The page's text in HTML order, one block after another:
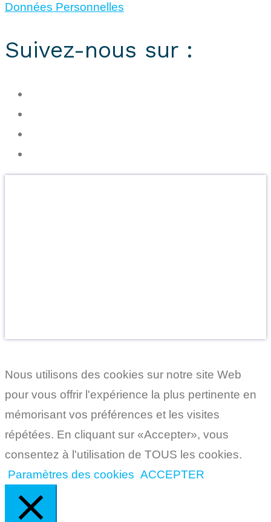
Données Personnelles
Suivez-nous sur :
Nous utilisons des cookies sur notre site Web
pour vous offrir l'expérience la plus pertinente en
mémorisant vos préférences et les visites
répétées. En cliquant sur «Accepter», vous
consentez à l'utilisation de TOUS les cookies.
Paramètres des cookies ACCEPTER